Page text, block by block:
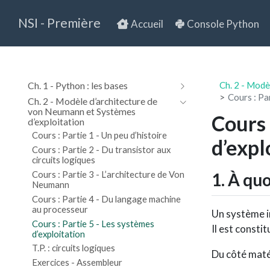
NSI - Première Accueil Console Python
Ch. 1 - Python : les bases
Ch. 2 - Modèle d’architecture de
von Neumann et Systèmes
d’exploitation
Cours : Partie 1 - Un peu d’histoire
Cours : Partie 2 - Du transistor aux
circuits logiques
Cours : Partie 3 - L’architecture de Von
Neumann
Cours : Partie 4 - Du langage machine
au processeur
Cours : Partie 5 - Les systèmes
d’exploitation
T.P. : circuits logiques
Exercices - Assembleur
Ch. 2 -
Cours :
1. À
Un système
Il est
Du côté